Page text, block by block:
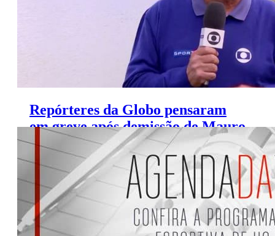
Repórteres da Globo pensaram
em greve após demissão de Mauro
Naves, diz site